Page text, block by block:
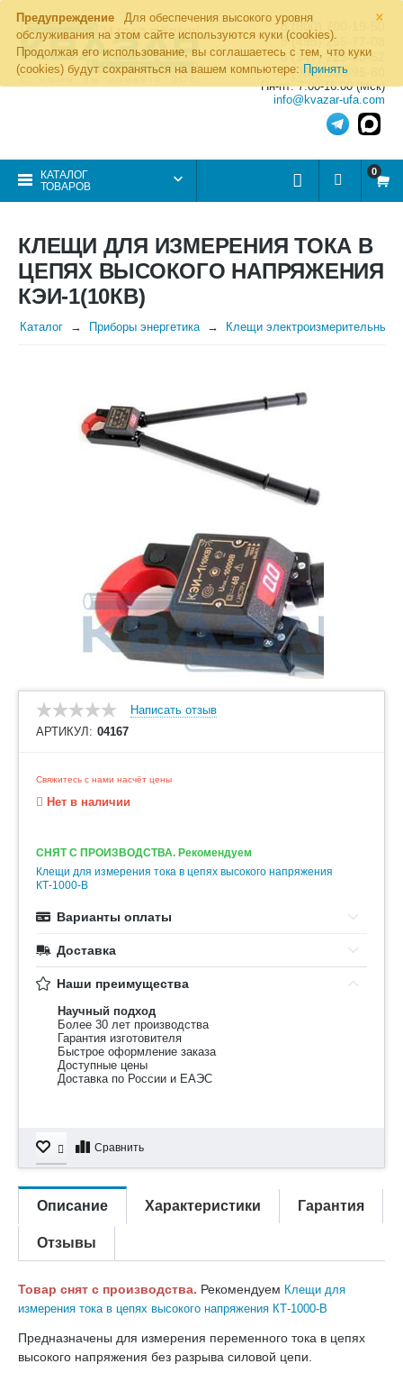
×
Предупреждение
Для обеспечения высокого уровня
обслуживания на этом сайте используются куки (cookies).
Продолжая его использование, вы соглашаетесь с тем, что куки
(cookies) будут сохраняться на вашем компьютере: Принять
8 (800) 700-19-50
8 (495) 255-77-08
8 (347) 225-00-52
8 (986) 963-95-80
Пн-пт: 7.00-16.00 (Мск)
info@kvazar-ufa.com
КАТАЛОГ
ТОВАРОВ
0
КЛЕЩИ ДЛЯ ИЗМЕРЕНИЯ ТОКА В
ЦЕПЯХ ВЫСОКОГО НАПРЯЖЕНИЯ
КЭИ-1(10КВ)
Каталог Приборы энергетика Клещи электроизмерительные
Написать отзыв
АРТИКУЛ: 04167
Свяжитесь с нами насчёт цены
Нет в наличии
СНЯТ С ПРОИЗВОДСТВА. Рекомендуем
Клещи для измерения тока в цепях высокого напряжения
КТ-1000-В
Варианты оплаты
Доставка
Наши преимущества
Научный подход
Более 30 лет производства
Гарантия изготовителя
Быстрое оформление заказа
Доступные цены
Доставка по России и ЕАЭС
Сравнить
Описание Характеристики Гарантия
Отзывы
Товар снят с производства. Рекомендуем Клещи для
измерения тока в цепях высокого напряжения КТ-1000-В
Предназначены для измерения переменного тока в цепях
высокого напряжения без разрыва силовой цепи.